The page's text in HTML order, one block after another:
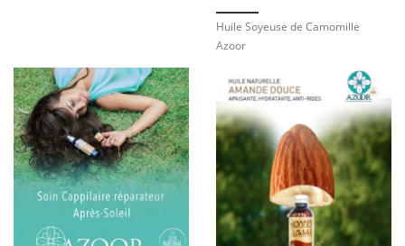
Huile Soyeuse de Camomille
Azoor